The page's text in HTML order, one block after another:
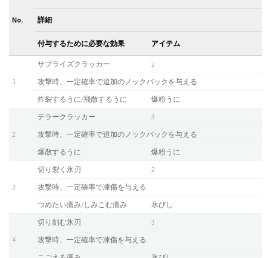
No. 詳細
付与するために必要な効果 アイテム
1
サプライズクラッカー
2
攻撃時、一定確率で追加のノックバックを与える
炸裂するうに/飛散するうに
爆粉うに
2
テラークラッカー
3
攻撃時、一定確率で追加のノックバックを与える
爆散するうに
爆粉うに
3
切り裂く氷刃
2
攻撃時、一定確率で凍傷を与える
つめたい痛み/しみこむ痛み
氷びし
4
切り刻む氷刃
3
攻撃時、一定確率で凍傷を与える